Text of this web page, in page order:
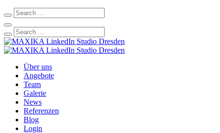
Über uns
Angebote
Team
Galerie
News
Referenzen
Blog
Login